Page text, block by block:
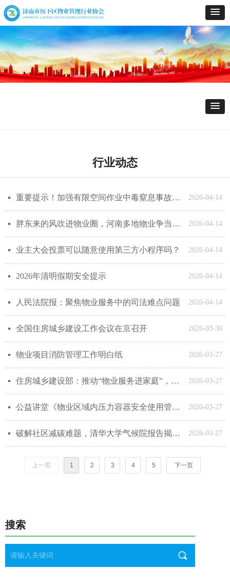
끠
搜索
行业动态
2026-04-14
넷 重要提示！加强有限空间作业中毒窒息事故风险防控
2026-04-14
넷 胖东来的风吹进物业圈，河南多地物业争当“生活管家”
2026-04-14
넷 业主大会投票可以随意使用第三方小程序吗？
2026-04-14
넷 2026年清明假期安全提示
2026-04-14
넷 人民法院报：聚焦物业服务中的司法难点问题
2026-03-30
넷 全国住房城乡建设工作会议在京召开
2026-03-27
넷 物业项目消防管理工作明白纸
2026-03-27
넷 住房城乡建设部：推动“物业服务进家庭”，推进城市治理现代化
2026-03-27
넷 公益讲堂《物业区域内压力容器安全使用管理》
2026-03-27
넷 破解社区减碳难题，清华大学气候院报告揭秘物业转型密码：从“管家” 到“生态运营商”
上一页 1 2 3 4 5 下一页